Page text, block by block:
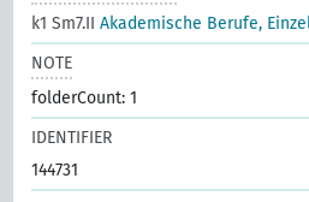
k1 Sm7.IIAkademische Berufe,
NOTE
folderCount: 1
IDENTIFIER
144731